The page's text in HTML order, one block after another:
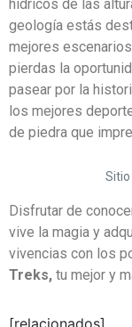
hídricos de las
geología estás
mejores
pierdas la
pasear por la
los mejores
de piedra que
Disfrutar de
vive la magia y
vivencias con los
Treks, tu mejor y
Fecha de
Cantidad de